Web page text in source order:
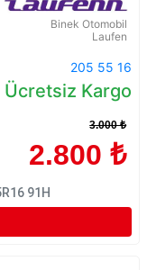
Binek Otomobil
Laufen
205 55 16
Ücretsiz Kargo
3.000 ₺
2.800 ₺
91H